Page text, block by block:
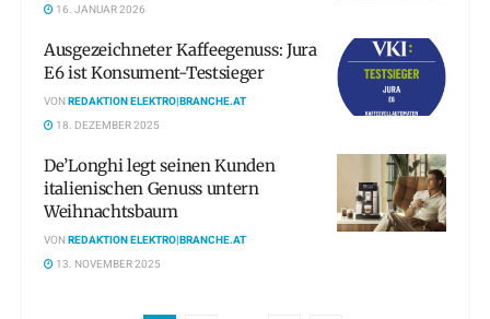
16. JANUAR 2026
Ausgezeichneter Kaffeegenuss: Jura
E6 ist Konsument-Testsieger
VONREDAKTION ELEKTRO|BRANCHE.AT
18. DEZEMBER 2025
De’Longhi legt seinen Kunden
italienischen Genuss untern
Weihnachtsbaum
VONREDAKTION ELEKTRO|BRANCHE.AT
13. NOVEMBER 2025